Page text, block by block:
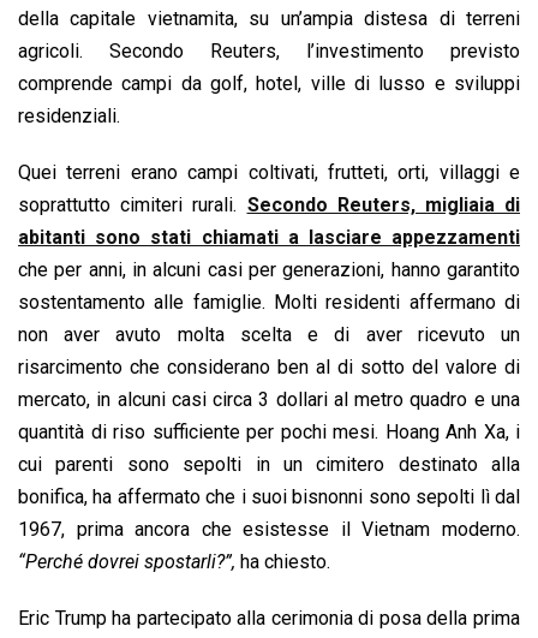
della capitale vietnamita, su un’ampia distesa di terreni
agricoli. Secondo Reuters, l’investimento previsto
comprende campi da golf, hotel, ville di lusso e sviluppi
residenziali.
Quei terreni erano campi coltivati, frutteti, orti, villaggi e
soprattutto cimiteri rurali. Secondo Reuters, migliaia di
abitanti sono stati chiamati a lasciare appezzamenti
che per anni, in alcuni casi per generazioni, hanno garantito
sostentamento alle famiglie. Molti residenti affermano di
non aver avuto molta scelta e di aver ricevuto un
risarcimento che considerano ben al di sotto del valore di
mercato, in alcuni casi circa 3 dollari al metro quadro e una
quantità di riso sufficiente per pochi mesi. Hoang Anh Xa, i
cui parenti sono sepolti in un cimitero destinato alla
bonifica, ha affermato che i suoi bisnonni sono sepolti lì dal
1967, prima ancora che esistesse il Vietnam moderno.
“Perché dovrei spostarli?”, ha chiesto.
Eric Trump ha partecipato alla cerimonia di posa della prima